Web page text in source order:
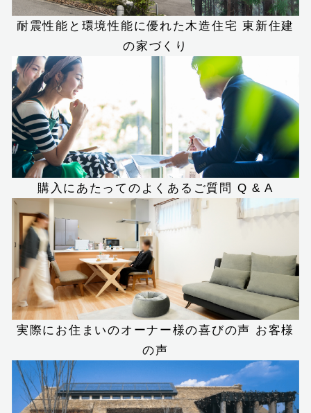
耐震性能と環境性能に優れた木造住宅 東新住建
の家づくり
購入にあたってのよくあるご質問 Q & A
実際にお住まいのオーナー様の喜びの声 お客様
の声